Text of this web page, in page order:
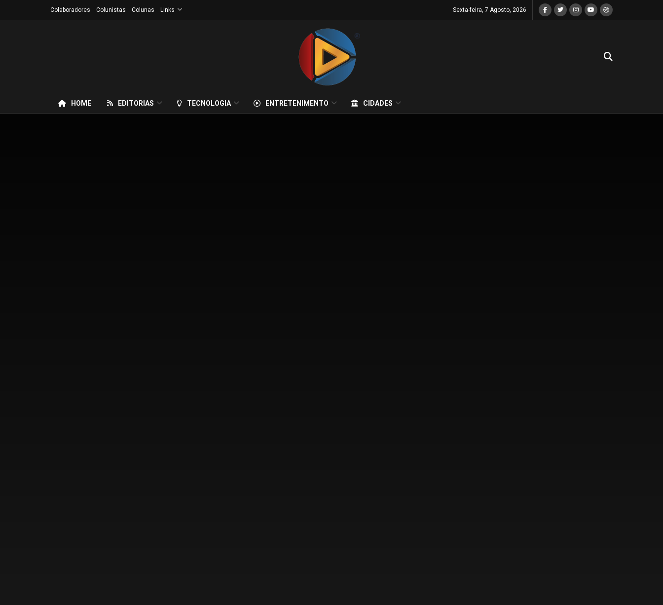
Colaboradores Colunistas Colunas Links Sexta-feira, 7 Agosto, 2026
HOME EDITORIAS TECNOLOGIA ENTRETENIMENTO CIDADES